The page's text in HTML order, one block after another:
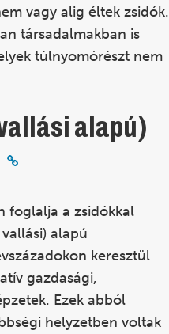
vagy alig éltek zsidók.
társadalmakban is
túlnyomórészt nem
alapú)
foglalja a zsidókkal
alapú
keresztül
gazdasági,
Ezek abból
helyzetben voltak